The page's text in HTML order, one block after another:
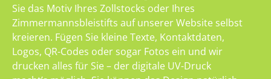
Sie das Motiv Ihres Zollstocks oder Ihres
Zimmermannsbleistifts auf unserer Website selbst
kreieren. Fügen Sie kleine Texte, Kontaktdaten,
Logos, QR-Codes oder sogar Fotos ein und wir
drucken alles für Sie – der digitale UV-Druck